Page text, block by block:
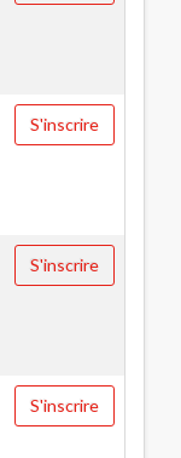
S'inscrire
S'inscrire
S'inscrire